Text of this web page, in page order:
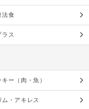
法食
ラス
ー（肉・魚）
ム・アキレス